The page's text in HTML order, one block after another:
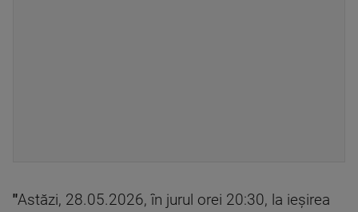
"Astăzi, 28.05.2026, în jurul orei 20:30, la ieşirea